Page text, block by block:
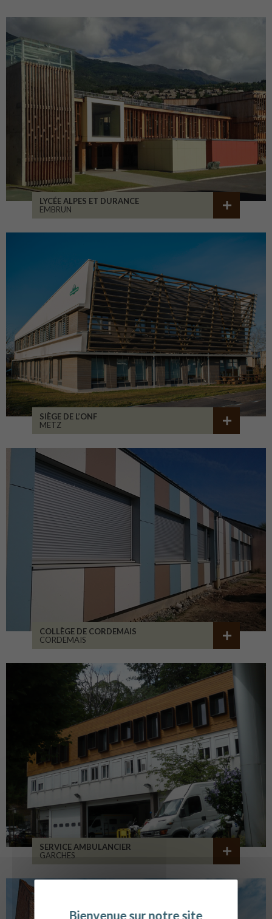
LYCÉE ALPES ET DURANCE
EMBRUN
SIÈGE DE L’ONF
METZ
COLLÈGE DE CORDEMAIS
CORDEMAIS
SERVICE AMBULANCIER
GARCHES